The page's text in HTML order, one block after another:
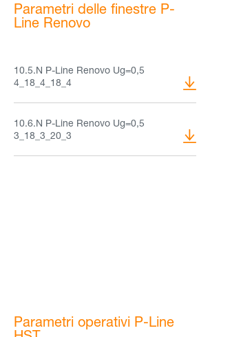
Parametri delle finestre P-
Line Renovo
10.5.N P-Line Renovo Ug=0,5
4_18_4_18_4
10.6.N P-Line Renovo Ug=0,5
3_18_3_20_3
Parametri operativi P-Line